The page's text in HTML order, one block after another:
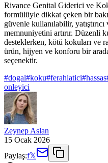
Rivance Genital Giderici ve
formülüyle dikkat çeken bir
güvenle kullanılabilir,
memnuniyetini artırır. Düzenli
desteklerken, kötü kokuları ve
ürün, hijyen ve konforu bir
seçenektir.
#dogal#koku#ferahlatici#hassas
onleyici
Zeynep Aslan
15 Ocak 2026
Paylaş:f𝕏